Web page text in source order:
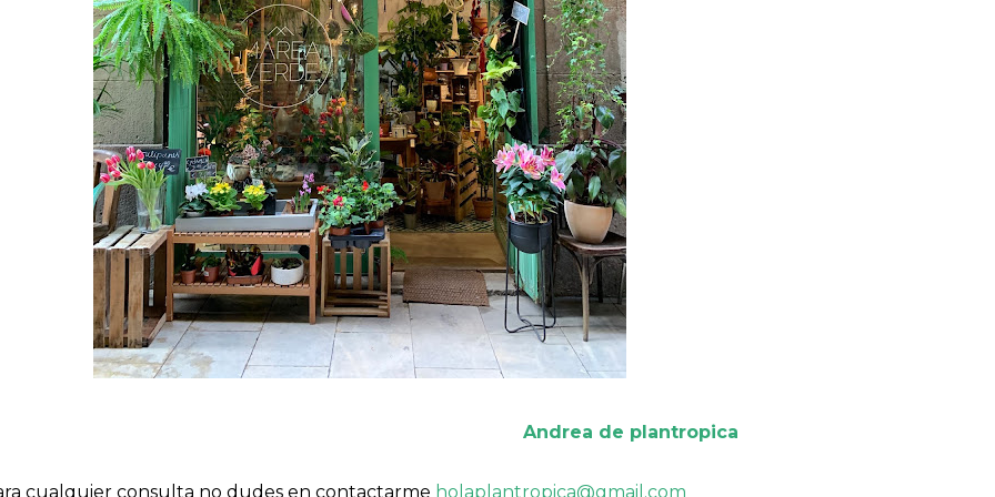
Andrea de plantropica
cualquier consulta no dudes en contactarme holaplantropica@gmail.com